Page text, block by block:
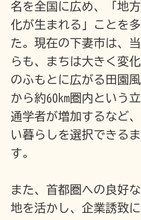
名を全国に広め、「地
化が生まれる」ことを
た。現在の下妻市は、
らも、まちは大きく変
のふもとに広がる田園
から約60km圏内という
通学者が増加するなど
い暮らしを選択できる
す。
また、首都圏への良好
地を活かし、企業誘致